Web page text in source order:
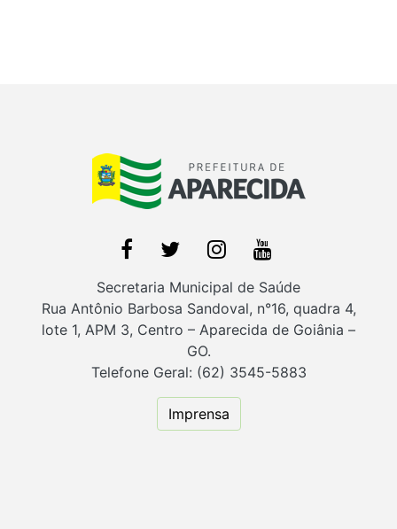
Secretaria Municipal de Saúde
Rua Antônio Barbosa Sandoval, n°16, quadra 4,
lote 1, APM 3, Centro – Aparecida de Goiânia –
GO.
Telefone Geral: (62) 3545-5883
Imprensa